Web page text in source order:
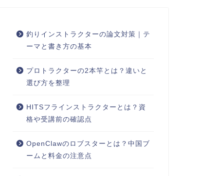
釣りインストラクターの論文対策｜テ
ーマと書き方の基本
プロトラクターの2本竿とは？違いと
選び方を整理
HITSフラインストラクターとは？資
格や受講前の確認点
OpenClawのロブスターとは？中国ブ
ームと料金の注意点